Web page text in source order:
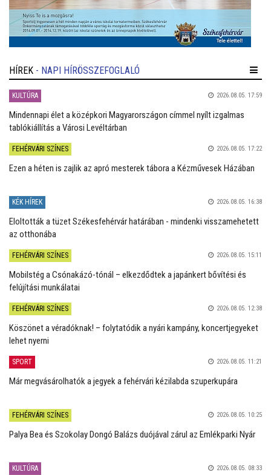
HÍREK - NAPI HÍRÖSSZEFOGLALÓ
KULTÚRA 2026.08.05. 17:59
Mindennapi élet a középkori Magyarországon címmel nyílt izgalmas
tablókiállítás a Városi Levéltárban
FEHÉRVÁRI SZÍNES 2026.08.05. 17:22
Ezen a héten is zajlik az apró mesterek tábora a Kézművesek Házában
KÉK HÍREK 2026.08.05. 16:38
Eloltották a tüzet Székesfehérvár határában - mindenki visszamehetett
az otthonába
FEHÉRVÁRI SZÍNES 2026.08.05. 15:11
Mobilstég a Csónakázó-tónál – elkezdődtek a japánkert bővítési és
felújítási munkálatai
FEHÉRVÁRI SZÍNES 2026.08.05. 12:38
Köszönet a véradóknak! – folytatódik a nyári kampány, koncertjegyeket
lehet nyerni
SPORT 2026.08.05. 11:21
Már megvásárolhatók a jegyek a fehérvári kézilabda szuperkupára
FEHÉRVÁRI SZÍNES 2026.08.05. 10:25
Palya Bea és Szokolay Dongó Balázs duójával zárul az Emlékparki Nyár
KULTÚRA 2026.08.05. 08:33